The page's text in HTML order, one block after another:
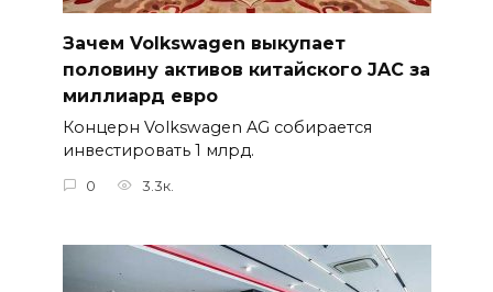
Зачем Volkswagen выкупает
половину активов китайского JAC за
миллиард евро
Концерн Volkswagen AG собирается
инвестировать 1 млрд.
0 3.3к.